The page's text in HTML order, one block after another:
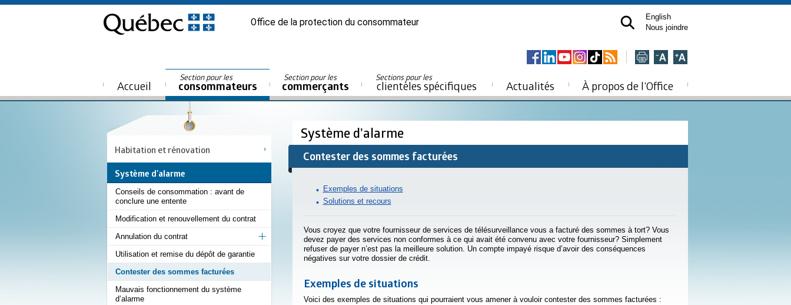
Office de la protection du consommateur
English
Nous joindre
Accueil
Section pour les
consommateurs
Section pour les
commerçants
Sections pour les
clientèles spécifiques Actualités À propos de l’Office
Habitation et rénovation
Système d'alarme
Conseils de consommation : avant de
conclure une entente
Modification et renouvellement du contrat
Annulation du contrat
Utilisation et remise du dépôt de garantie
Contester des sommes facturées
Mauvais fonctionnement du système
d’alarme
Système d'alarme
Contester des sommes facturées
Exemples de situations
Solutions et recours
Vous croyez que votre fournisseur de services de télésurveillance vous a facturé des sommes à tort? Vous
devez payer des services non conformes à ce qui avait été convenu avec votre fournisseur? Simplement
refuser de payer n’est pas la meilleure solution. Un compte impayé risque d’avoir des conséquences
négatives sur votre dossier de crédit.
Exemples de situations
Voici des exemples de situations qui pourraient vous amener à vouloir contester des sommes facturées :